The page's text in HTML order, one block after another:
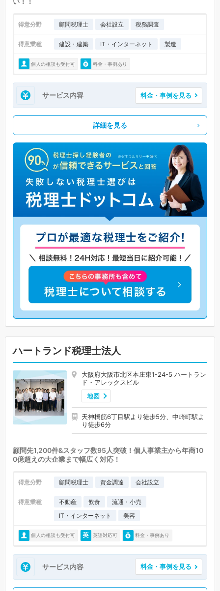
得意分野 顧問税理士 会社設立 税務調査
得意業種 建設・建築 IT・インターネット 製造
個人の相談も受付可 料金・事例あり
サービス内容 料金・事例を見る
詳細を見る
ハートランド税理士法人
大阪府大阪市北区本庄東1-24-5 ハートラン
ド・アレックスビル
地図
天神橋筋6丁目駅より徒歩5分、中崎町駅よ
り徒歩6分
顧問先1,200件&スタッフ数95人突破！個人事業主から年商10
0億超えの大企業まで幅広く対応！
得意分野 顧問税理士 資金調達 会社設立
得意業種 不動産 飲食
流通・小売
IT・インターネット
美容
個人の相談も受付可 英語対応可 料金・事例あり
サービス内容 料金・事例を見る